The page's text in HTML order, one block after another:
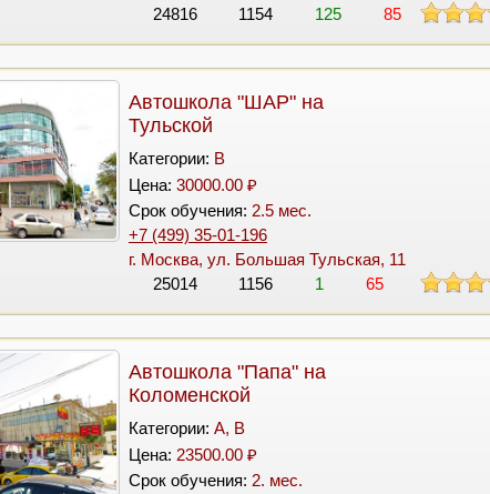
24816
1154 125 85
Автошкола "ШАР" на
Тульской
Категории: B
Цена: 30000.00 ₽
Срок обучения: 2.5 мес.
+7 (499) 35-01-196
г. Москва, ул. Большая Тульская, 11
25014
1156 1 65
Автошкола "Папа" на
Коломенской
Категории: A, B
Цена: 23500.00 ₽
Срок обучения: 2. мес.